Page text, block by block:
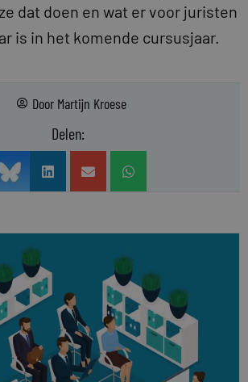
dat doen en wat er voor juristen
is in het komende cursusjaar.
Door Martijn Kroese
Delen: